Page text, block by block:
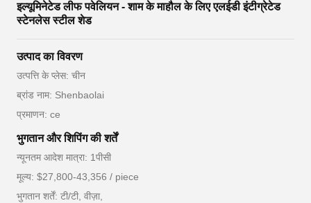
इल्यूमिनेटेड लीफ पवेलियन - शाम के माहौल के लिए एलईडी इंटीग्रेटेड
स्टेनलेस स्टील शेड
उत्पाद का विवरण
उत्पत्ति के प्लेस: चीन
ब्रांड नाम: Shenbaolai
प्रमाणन: ce
भुगतान और शिपिंग की शर्तें
न्यूनतम आदेश मात्रा: 1पीसी
मूल्य: $27,800-43,356 / piece
भुगतान शर्तें: टी/टी, वीज़ा,